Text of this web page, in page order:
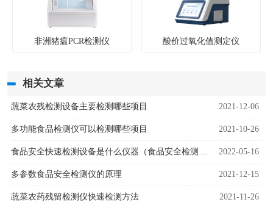
非洲猪瘟PCR检测仪 酸价过氧化值测定仪
相关文章
蔬菜农残检测设备主要检测哪些项目 2021-12-06
多功能食品检测仪可以检测哪些项目 2021-10-26
食品安全快速检测设备是什么仪器（食品安全检测设备用途） 2022-05-16
多参数食品安全检测仪的原理 2021-12-15
蔬菜农药残留检测仪快速检测方法 2021-11-26